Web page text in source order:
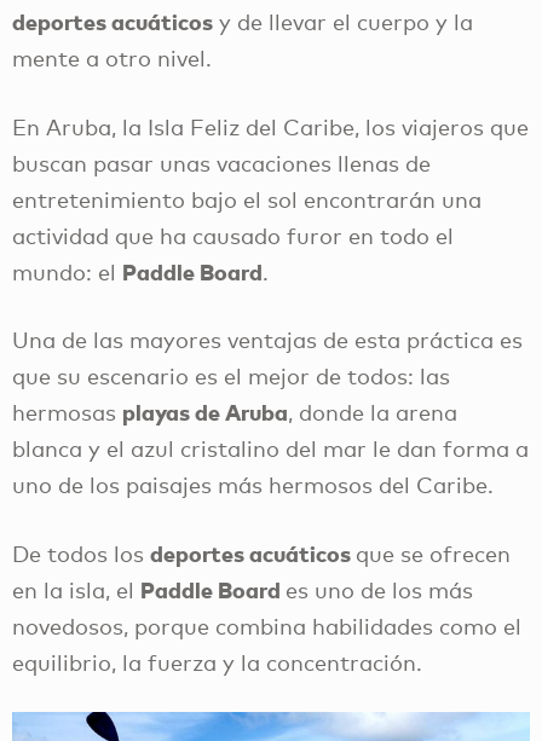
deportes acuáticos y de llevar el cuerpo y la
mente a otro nivel.
En Aruba, la Isla Feliz del Caribe, los viajeros que
buscan pasar unas vacaciones llenas de
entretenimiento bajo el sol encontrarán una
actividad que ha causado furor en todo el
mundo: el Paddle Board.
Una de las mayores ventajas de esta práctica es
que su escenario es el mejor de todos: las
hermosas playas de Aruba, donde la arena
blanca y el azul cristalino del mar le dan forma a
uno de los paisajes más hermosos del Caribe.
De todos los deportes acuáticos que se ofrecen
en la isla, el Paddle Board es uno de los más
novedosos, porque combina habilidades como el
equilibrio, la fuerza y la concentración.